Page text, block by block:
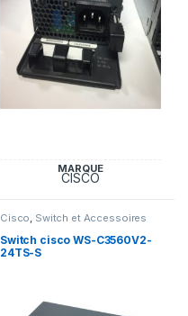
MARQUE
CISCO
Cisco Switch et Accessoires
Cisco
Switch cisco WS-C3560V2-
24TS-S